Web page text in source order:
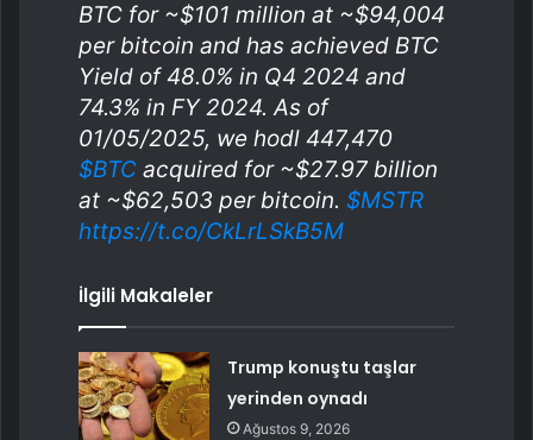
BTC for ~$101 million at ~$94,004
per bitcoin and has achieved BTC
Yield of 48.0% in Q4 2024 and
74.3% in FY 2024. As of
01/05/2025, we hodl 447,470
$BTC acquired for ~$27.97 billion
at ~$62,503 per bitcoin. $MSTR
https://t.co/CkLrLSkB5M
İlgili Makaleler
Trump konuştu taşlar
yerinden oynadı
Ağustos 9, 2026